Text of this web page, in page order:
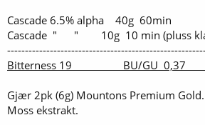
Cascade 6.5% alpha 40g 60min
Cascade " " 10g 10 min (pluss
Bitterness 19 BU/
Gjær 2pk (6g) Mountons Premium
Moss ekstrakt.